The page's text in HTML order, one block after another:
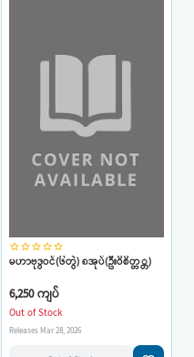
star_borderstar_borderstar_borderstar_borderstar_border
မဟာဗုဒွဝင်(၆တွဲ) ၈အုပ်(ဦးဝိစိတ္တ္တ)
6,250 ကျပ်
Out of Stock
Releases Mar 28, 2026